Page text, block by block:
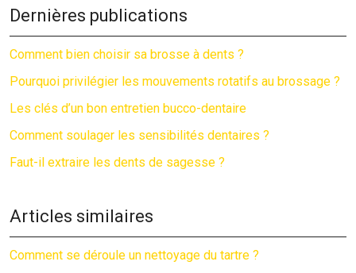
Dernières publications
Comment bien choisir sa brosse à dents ?
Pourquoi privilégier les mouvements rotatifs au brossage ?
Les clés d’un bon entretien bucco-dentaire
Comment soulager les sensibilités dentaires ?
Faut-il extraire les dents de sagesse ?
Articles similaires
Comment se déroule un nettoyage du tartre ?